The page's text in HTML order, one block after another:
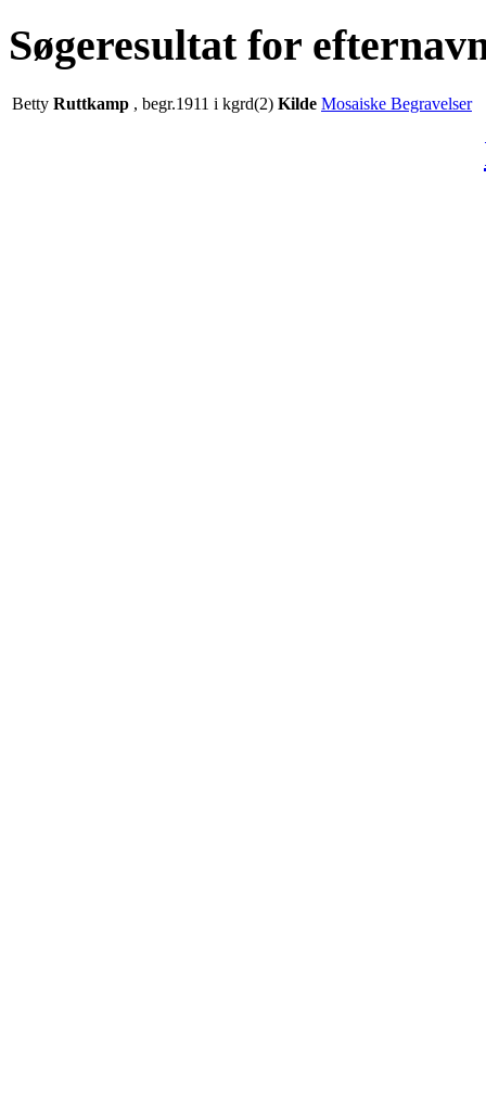
Søgeresultat for
Betty Ruttkamp , begr.1911 i kgrd(2) Kilde Mosaiske Begravelser